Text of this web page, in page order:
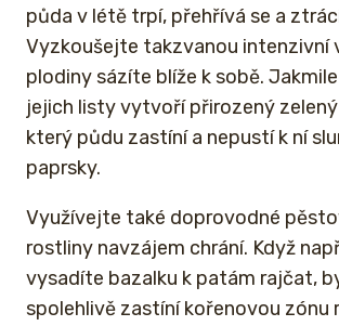
půda v létě trpí, přehřívá se a
Vyzkoušejte takzvanou intenzivní
plodiny sázíte blíže k sobě.
jejich listy vytvoří přirozený
který půdu zastíní a nepustí k ní
paprsky.
Využívejte také doprovodné
rostliny navzájem chrání. Když
vysadíte bazalku k patám rajčat,
spolehlivě zastíní kořenovou zónu